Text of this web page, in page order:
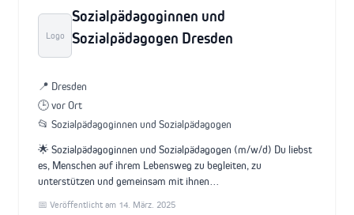
Logo
Sozialpädagoginnen und
Sozialpädagogen Dresden
📍 Dresden
🕒 vor Ort
📂 Sozialpädagoginnen und Sozialpädagogen
🌟 Sozialpädagoginnen und Sozialpädagogen (m/w/d) Du liebst
es, Menschen auf ihrem Lebensweg zu begleiten, zu
unterstützen und gemeinsam mit ihnen…
📅 Veröffentlicht am 14. März. 2025